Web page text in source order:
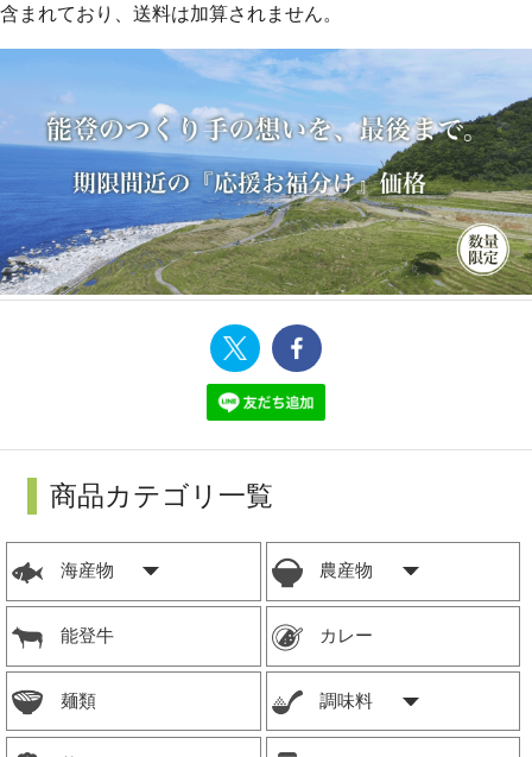
含まれており、送料は加算されません。
商品カテゴリ一覧
海産物 農産物
能登牛 カレー
麺類 調味料